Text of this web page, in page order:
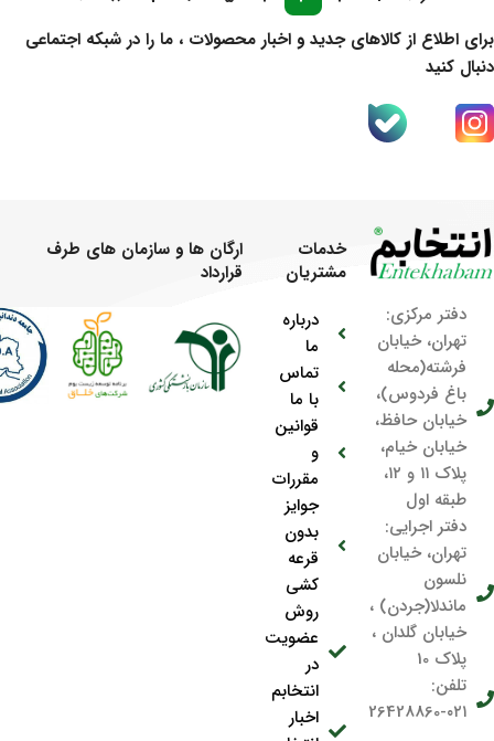
برای اطلاع از کالاهای جدید و اخبار محصولات ، ما را در شبکه اجتماعی
دنبال کنید
دفتر مرکزی:
تهران، خیابان
فرشته(محله
باغ فردوس)،
خیابان حافظ،
خیابان خیام،
پلاک ۱۱ و ۱۲،
طبقه اول
دفتر اجرایی:
تهران، خیابان
نلسون
ماندلا(جردن) ،
خیابان گلدان ،
پلاک 10
تلفن:
۰۲۱-26428860
خدمات
مشتریان
درباره
ما
تماس
با ما
قوانین
و
مقررات
جوایز
بدون
قرعه
کشی
روش
عضویت
در
انتخابم
اخبار
ارگان ها و سازمان های طرف
قرارداد